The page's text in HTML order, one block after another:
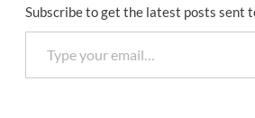
Subscribe to get the latest posts sent
Type your email…